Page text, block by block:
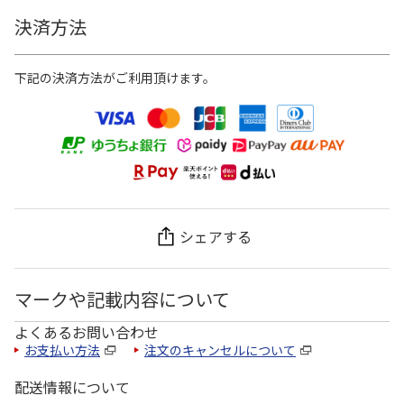
決済方法
下記の決済方法がご利用頂けます。
シェアする
マークや記載内容について
よくあるお問い合わせ
お支払い方法 注文のキャンセルについて
配送情報について